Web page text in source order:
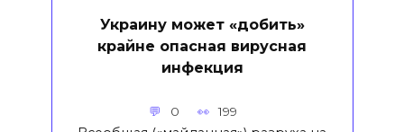
Украину может «добить»
крайне опасная вирусная
инфекция
0 199